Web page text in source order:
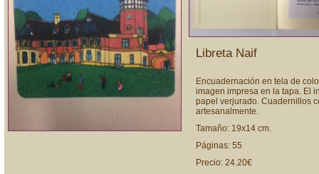
Libreta Naif
Encuadernación en tela de
imagen impresa en la tapa. El
papel verjurado. Cuadernillos
artesanalmente.
Tamaño: 19x14 cm.
Páginas: 55
Precio: 24.20€